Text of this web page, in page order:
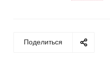
Поделиться